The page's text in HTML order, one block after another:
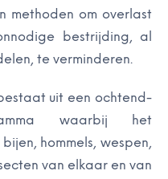
methoden om overlast
bestrijding, al
te verminderen.
uit een ochtend-
waarbij het
hommels, wespen,
van elkaar en van